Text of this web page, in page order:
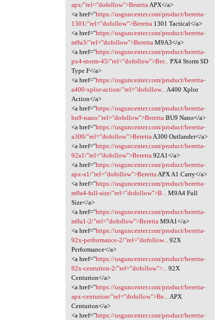
apx/"rel="dofollow">BerettaAPX</a>
<a href="https://usguncenter.com/product/beretta-
1301/"rel="dofollow">Beretta1301 Tactical</a>
<a href="https://usguncenter.com/product/beretta-
m9a3/"rel="dofollow">BerettaM9A3</a>
<a href="https://usguncenter.com/product/beretta-
px4-storm-45/"rel="dofollow">Ber...PX4 Storm SD
Type F</a>
<a href="https://usguncenter.com/product/beretta-
a400-xplor-action/"rel="dofollow...A400 Xplor
Action</a>
<a href="https://usguncenter.com/product/beretta-
bu9-nano/"rel="dofollow">BerettaBU9 Nano</a>
<a href="https://usguncenter.com/product/beretta-
a300/"rel="dofollow">BerettaA300 Outlander</a>
<a href="https://usguncenter.com/product/beretta-
92a1/"rel="dofollow">Beretta92A1</a>
<a href="https://usguncenter.com/product/beretta-
apx-a1/"rel="dofollow">BerettaAPX A1 Carry</a>
<a href="https://usguncenter.com/product/beretta-
m9a4-full-size/"rel="dofollow">B...M9A4 Full
Size</a>
<a href="https://usguncenter.com/product/beretta-
m9a1-2/"rel="dofollow">BerettaM9A1</a>
<a href="https://usguncenter.com/product/beretta-
92x-performance-2/"rel="dofollow...92X
Performance</a>
<a href="https://usguncenter.com/product/beretta-
92x-centurion-2/"rel="dofollow">...92X
Centurion</a>
<a href="https://usguncenter.com/product/beretta-
apx-centurion/"rel="dofollow">Be...APX
Centurion</a>
<a href="https://usguncenter.com/product/beretta-